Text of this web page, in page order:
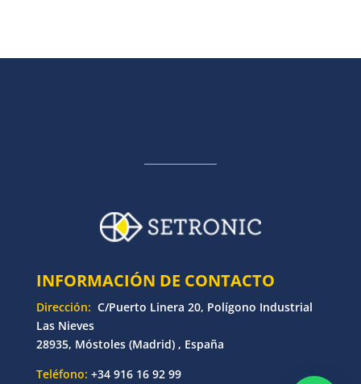
INFORMACIÓN DE CONTACTO
Dirección: C/Puerto Linera 20, Polígono Industrial
Las Nieves
28935, Móstoles (Madrid) , España
Teléfono: +34 916 16 92 99